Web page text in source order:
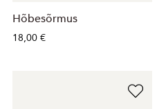
Hõbesõrmus
18,00 €